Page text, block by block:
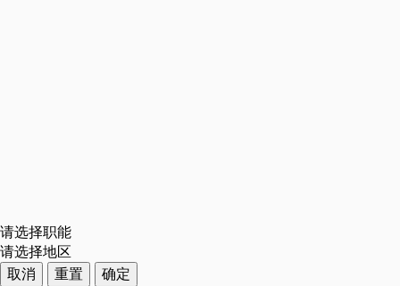
请选择职能
请选择地区
取消
重置
确定